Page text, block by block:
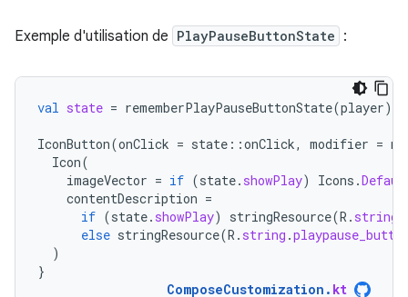
Exemple d'utilisation de PlayPauseButtonState :
val state = rememberPlayPauseButtonState(player)
IconButton(onClick = state ::onClick, modifier =
Icon(
imageVector = if (state. showPlay) Icons .
contentDescription =
if (state. showPlay) stringResource(R . string
else stringResource(R . string .
)
}
ComposeCustomization . kt